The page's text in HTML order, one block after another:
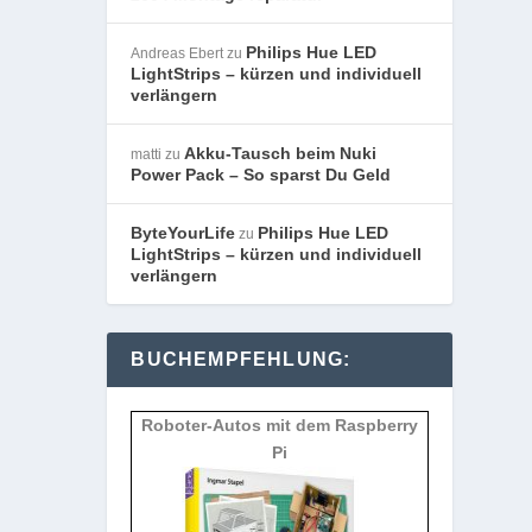
Andreas Ebertzu Philips Hue LED
LightStrips – kürzen und individuell
verlängern
matti zuAkku-Tausch beim Nuki
Power Pack – So sparst Du Geld
ByteYourLife zu Philips Hue LED
LightStrips – kürzen und individuell
verlängern
BUCHEMPFEHLUNG:
Roboter-Autos mit dem Raspberry
Pi